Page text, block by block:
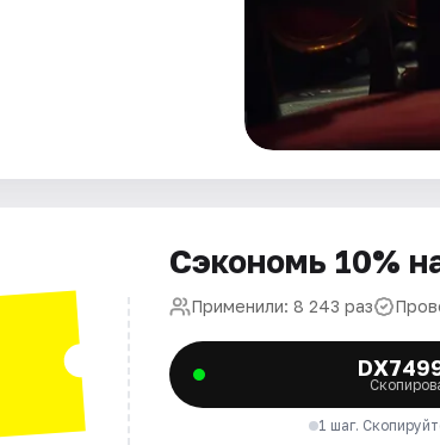
Сэкономь 10%
Применили: 8 243 раз
1 шаг.